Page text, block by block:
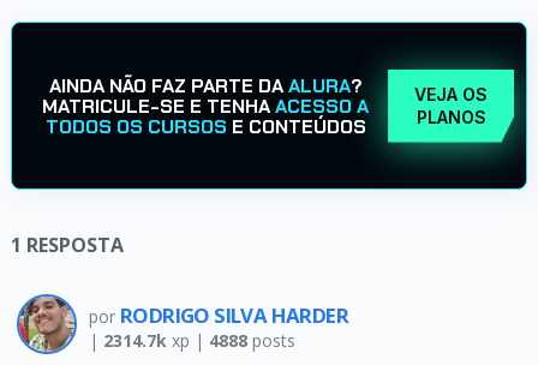
AINDA NÃO FAZ PARTE DAALURA?
MATRICULE-SE E TENHAACESSO A
TODOS OS CURSOS E CONTEÚDOS
VEJA OS
PLANOS
1 RESPOSTA
por RODRIGO SILVA HARDER
| 2314.7kxp | 4888posts